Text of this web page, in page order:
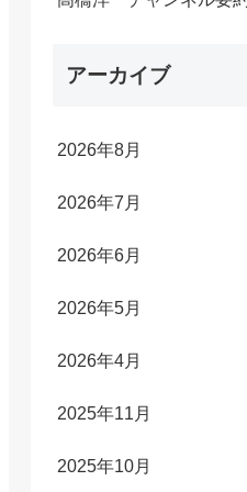
アーカイブ
2026年8月
2026年7月
2026年6月
2026年5月
2026年4月
2025年11月
2025年10月